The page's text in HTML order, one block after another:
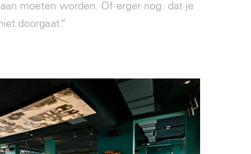
moeten worden. Of erger nog: dat je
doorgaat.”